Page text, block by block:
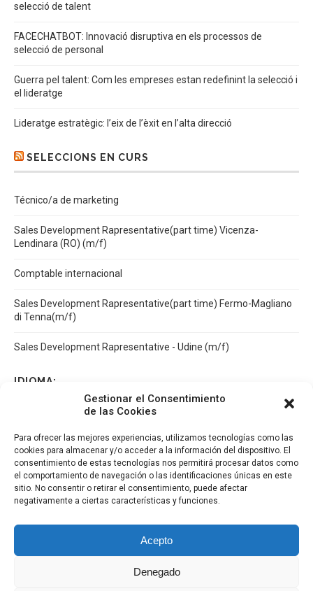
Gestionar el Consentimiento
de las Cookies
Para ofrecer las mejores experiencias, utilizamos tecnologías como las
cookies para almacenar y/o acceder a la información del dispositivo. El
consentimiento de estas tecnologías nos permitirá procesar datos como
el comportamiento de navegación o las identificaciones únicas en este
sitio. No consentir o retirar el consentimiento, puede afectar
negativamente a ciertas características y funciones.
Acepto
Denegado
selecció de talent
FACECHATBOT: Innovació disruptiva en els processos de
selecció de personal
Guerra pel talent: Com les empreses estan redefinint la selecció i
el lideratge
Lideratge estratègic: l’eix de l’èxit en l’alta direcció
SELECCIONS EN CURS
Técnico/a de marketing
Sales Development Rapresentative(part time) Vicenza-
Lendinara (RO) (m/f)
Comptable internacional
Sales Development Rapresentative(part time) Fermo-Magliano
di Tenna(m/f)
Sales Development Rapresentative - Udine (m/f)
IDIOMA: